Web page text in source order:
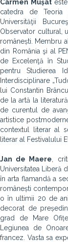
Carmen Mușateste
catedra de
Universităţii
Observator cultural,
românești. Membru
din România şi al
de Excelenţă în
pentru Studierea
Interdisciplinare
lui Constantin
de la artă la
de curentul de
artistice
contextul literar al
literar al Festivalului
Jan de Maere ,
Universitatea Liberă
în arta flamandă a
românești
o în ultimii 20 de
decorat de
grad de Mare
Legiunea de
francez. Vasta sa